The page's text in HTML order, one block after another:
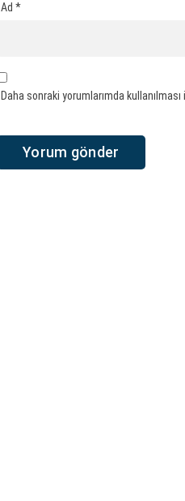
Ad *
Daha sonraki yorumlarımda